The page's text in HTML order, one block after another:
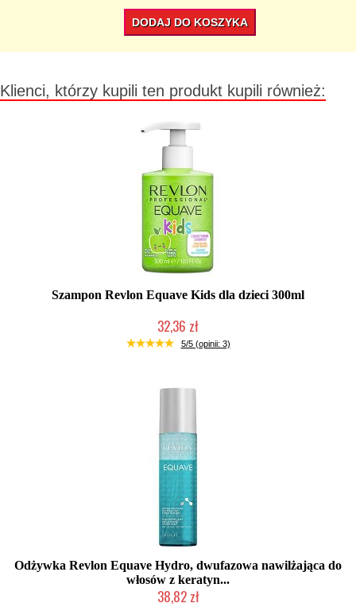
DODAJ DO KOSZYKA
Klienci, którzy kupili ten produkt kupili również:
Szampon Revlon Equave Kids dla dzieci 300ml
32,36 zł
Duża ilość (wysyłka w 24h)
5/5 (opinii: 3)
Odżywka Revlon Equave Hydro, dwufazowa nawilżająca do
włosów z keratyn...
38,82 zł